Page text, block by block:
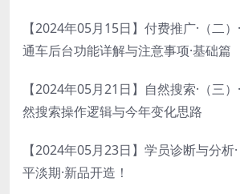
【2024年05月15日】付费推广·（二
通车后台功能详解与注意事项·基础篇
【2024年05月21日】自然搜索·（三）
然搜索操作逻辑与今年变化思路
【2024年05月23日】学员诊断与分析
平淡期·新品开造！